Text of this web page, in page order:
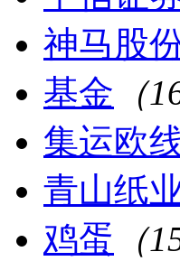
神马股
基金 （
集运欧
青山纸
鸡蛋 （